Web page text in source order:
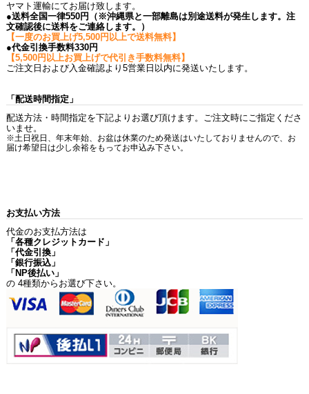
ヤマト運輸にてお届け致します。
●送料全国一律550円（※沖縄県と一部離島は別途送料が発生します。注
文確認後に送料をご連絡します。）
【一度のお買上げ5,500円以上で送料無料】
●代金引換手数料330円
【5,500円以上お買上げで代引き手数料無料】
ご注文日および入金確認より5営業日以内に発送いたします。
「配送時間指定」
配送方法・時間指定を下記よりお選び頂けます。ご注文時にご指定くださ
いませ。
※土日祝日、年末年始、お盆は休業のため発送はいたしておりませんので、お
届け希望日は少し余裕をもってお申込み下さい。
お支払い方法
代金のお支払方法は
「各種クレジットカード」
「代金引換」
「銀行振込」
「NP後払い」
の 4種類からお選び下さい。